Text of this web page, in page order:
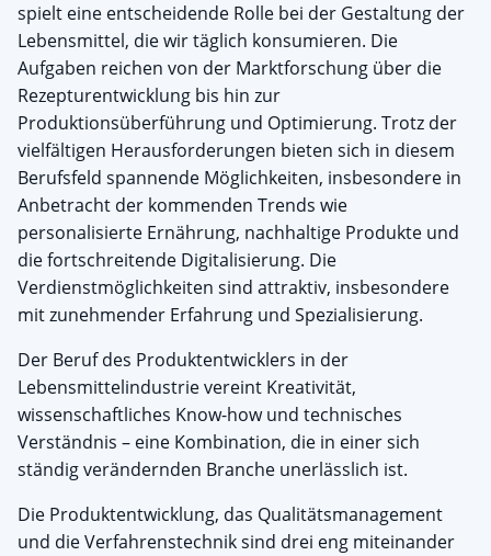
spielt eine entscheidende Rolle bei der Gestaltung der
Lebensmittel, die wir täglich konsumieren. Die
Aufgaben reichen von der Marktforschung über die
Rezepturentwicklung bis hin zur
Produktionsüberführung und Optimierung. Trotz der
vielfältigen Herausforderungen bieten sich in diesem
Berufsfeld spannende Möglichkeiten, insbesondere in
Anbetracht der kommenden Trends wie
personalisierte Ernährung, nachhaltige Produkte und
die fortschreitende Digitalisierung. Die
Verdienstmöglichkeiten sind attraktiv, insbesondere
mit zunehmender Erfahrung und Spezialisierung.
Der Beruf des Produktentwicklers in der
Lebensmittelindustrie vereint Kreativität,
wissenschaftliches Know-how und technisches
Verständnis – eine Kombination, die in einer sich
ständig verändernden Branche unerlässlich ist.
Die Produktentwicklung, das Qualitätsmanagement
und die Verfahrenstechnik sind drei eng miteinander